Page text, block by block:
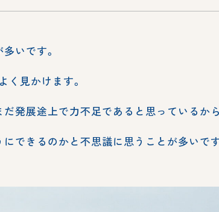
いです。
く見かけます。
発展途上で力不足であると思っているか
できるのかと不思議に思うことが多いです